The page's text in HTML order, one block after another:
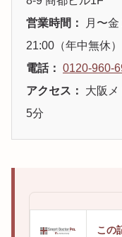
営業時間：
月〜
21:00（年中無休）
電話： 0120-960-
アクセス：
大阪
5分
この